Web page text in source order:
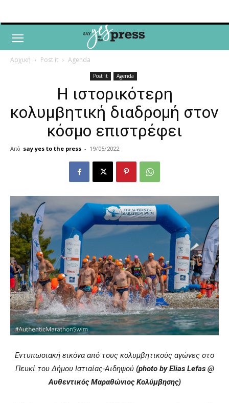
Αρχική Post it Agenda
Post it Agenda
Η ιστορικότερη
κολυμβητική διαδρομή στον
κόσμο επιστρέφει
Από say yes to the press - 19/05/2022
Εντυπωσιακή εικόνα από τους κολυμβητικούς αγώνες στο
Πευκί του Δήμου Ιστιαίας-Αιδηψού(photo by Elias Lefas @
Αυθεντικός Μαραθώνιος Κολύμβησης)